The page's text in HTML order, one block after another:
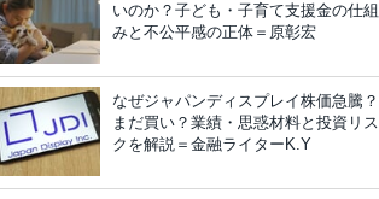
いのか？子ども・子育て支援金の仕組
みと不公平感の正体＝原彰宏
なぜジャパンディスプレイ株価急騰？
まだ買い？業績・思惑材料と投資リス
クを解説＝金融ライターK.Y